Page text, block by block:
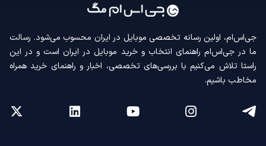
جی‌اس‌ام، اولین رسانه‌ تخصصی موبایل در ایران محسوب می‌شود. رسالت
ما در جی‌اس‌ام راهنمای انتخاب و خرید موبایل در ایران است و در این
راستا تلاش می‌کنیم با بررسی‌های تخصصی، اخبار و راهنمای خرید همراه
مخاطب باشیم.